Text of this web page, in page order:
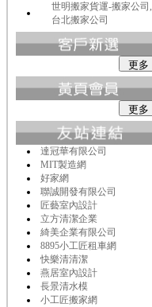
世明搬家貨運-搬家公司,
台北搬家公司
達冠華有限公司
MIT製造網
好家網
聯誠開發有限公司
匠藝室內設計
立方清潔企業
綺美企業有限公司
8895小工匠租車網
快樂清清潔
燕居室內設計
長景清水模
小工匠搬家網